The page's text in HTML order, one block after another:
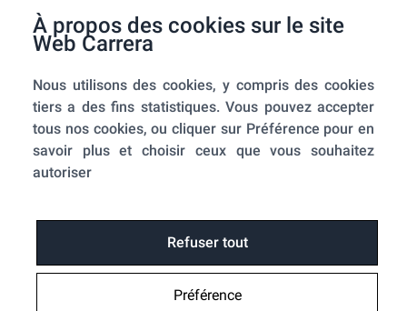
À propos des cookies sur le site
Web Carrera
Nous utilisons des cookies, y compris des cookies
tiers a des fins statistiques. Vous pouvez accepter
tous nos cookies, ou cliquer sur Préférence pour en
savoir plus et choisir ceux que vous souhaitez
autoriser
Refuser tout
Préférence
Mes commandes
A propos de nous
A propos
Mentions légales
Conditions générales de ventes
Utilisation des cookies